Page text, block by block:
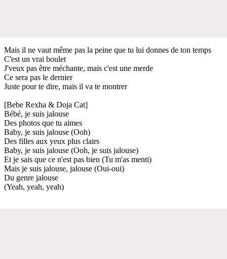
Mais il ne vaut même pas la peine que tu lui donnes de ton temps
C'est un vrai boulet
J'veux pas être méchante, mais c'est une merde
Ce sera pas le dernier
Juste pour te dire, mais il va te montrer
[Bebe Rexha & Doja Cat]
Bébé, je suis jalouse
Des photos que tu aimes
Baby, je suis jalouse (Ooh)
Des filles aux yeux plus clairs
Baby, je suis jalouse (Ooh, je suis jalouse)
Et je sais que ce n'est pas bien (Tu m'as menti)
Mais je suis jalouse, jalouse (Oui-oui)
Du genre jalouse
(Yeah, yeah, yeah)